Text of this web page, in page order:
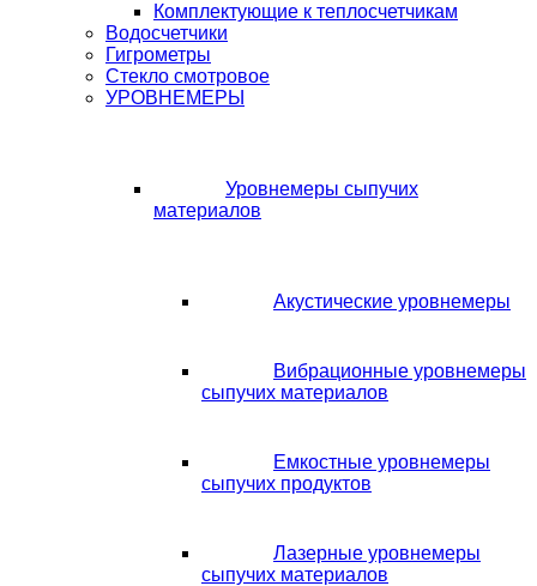
Комплектующие к теплосчетчикам
Водосчетчики
Гигрометры
Стекло смотровое
УРОВНЕМЕРЫ
Уровнемеры сыпучих
материалов
Акустические уровнемеры
Вибрационные уровнемеры
сыпучих материалов
Емкостные уровнемеры
сыпучих продуктов
Лазерные уровнемеры
сыпучих материалов